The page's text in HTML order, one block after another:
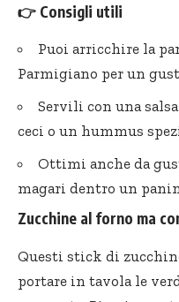
👉 Consigli utili
Puoi arricchire la
Parmigiano per un
Servili con una
ceci o un hummus
Ottimi anche da
magari dentro un
Zucchine al forno ma
Questi stick di
portare in tavola le